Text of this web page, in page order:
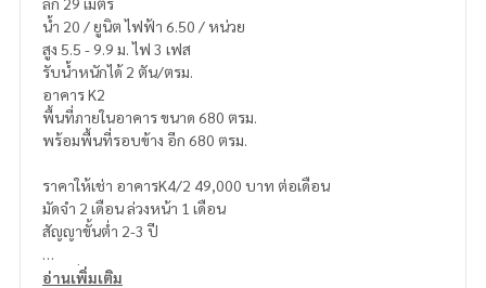
น้ำ​ 20​ / ยูนิต ไฟฟ้า​ 6.50​ / หน่วย
สูง​ 5.5​ - 9.9​ ม. ไฟ​ 3​ เฟส
รับน้ำหนัก​ได้​ 2​ ตัน/ตรม.
อาคาร​ K2
พื้นที่ภายในอาคาร​ ขนาด 680 ตรม.
พร้อมพื้นที่รอบข้าง​ อีก​ 680 ตรม.
ราคาให้เช่า อาคาร​​K4/2 49,000 บาท ต่อเดือน
มัดจำ 2 เดือน ล่วงหน้า 1 เดือน
สัญญาขั้นต่ำ 2-3 ปี
แผนที่https://maps.app.goo.gl/t1FdYdsmgeMVU7jt9
อ่านเพิ่มเติม